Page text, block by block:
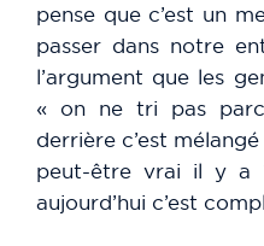
pense que c’est un
passer dans notre
l’argument que les
« on ne tri pas
derrière c’est
peut-être vrai il y a
aujourd’hui c’est